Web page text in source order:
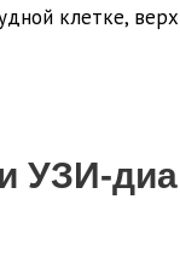
клетке,
УЗИ-